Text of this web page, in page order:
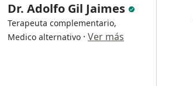
Dr. Adolfo Gil Jaimes
Terapeuta complementario,
Medico alternativo · Ver más